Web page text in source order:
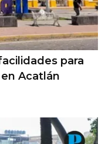
para
Acatlán